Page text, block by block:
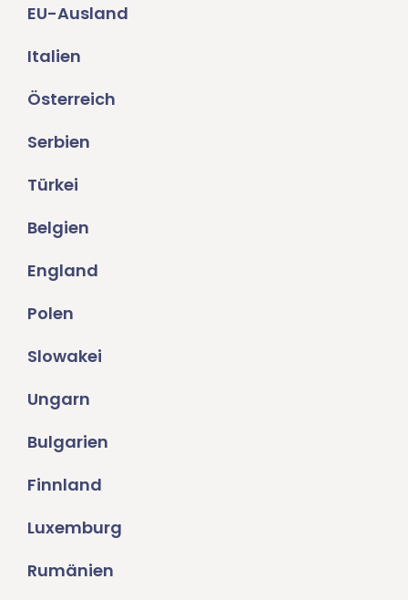
EU-Ausland
Italien
Österreich
Serbien
Türkei
Belgien
England
Polen
Slowakei
Ungarn
Bulgarien
Finnland
Luxemburg
Rumänien